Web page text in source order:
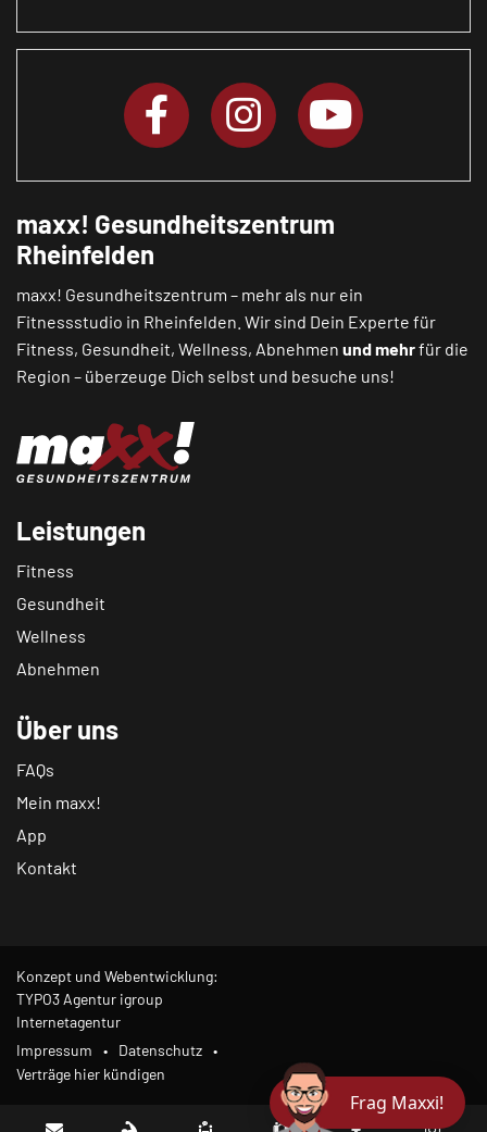
maxx! Gesundheitszentrum
Rheinfelden
maxx! Gesundheitszentrum – mehr als nur ein
Fitnessstudio in Rheinfelden. Wir sind Dein Experte für
Fitness, Gesundheit, Wellness, Abnehmen und mehrfür die
Region – überzeuge Dich selbst und besuche uns!
Leistungen
Fitness
Gesundheit
Wellness
Abnehmen
Über uns
FAQs
Mein maxx!
App
Kontakt
Konzept und Webentwicklung:
TYPO3 Agentur igroup
Internetagentur
Impressum
Datenschutz
Verträge hier kündigen
Frag Maxxi!